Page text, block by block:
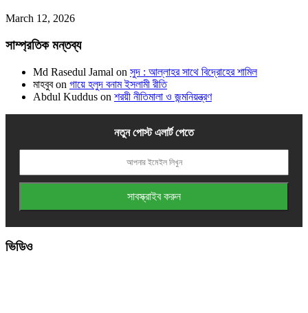
March 12, 2026
সাম্প্রতিক মন্তব্য
Md Rasedul Jamal on সুদ : আল্লাহর সাথে বিদ্রোহের শামিল
মাহবুবon গায়ে হলুদ বনাম ইসলামী রীতি
Abdul Kuddus on শরয়ী নীতিমালা ও জন্মনিয়ন্ত্রণ
নতুন পোস্ট এলার্ট পেতে
ভিডিও